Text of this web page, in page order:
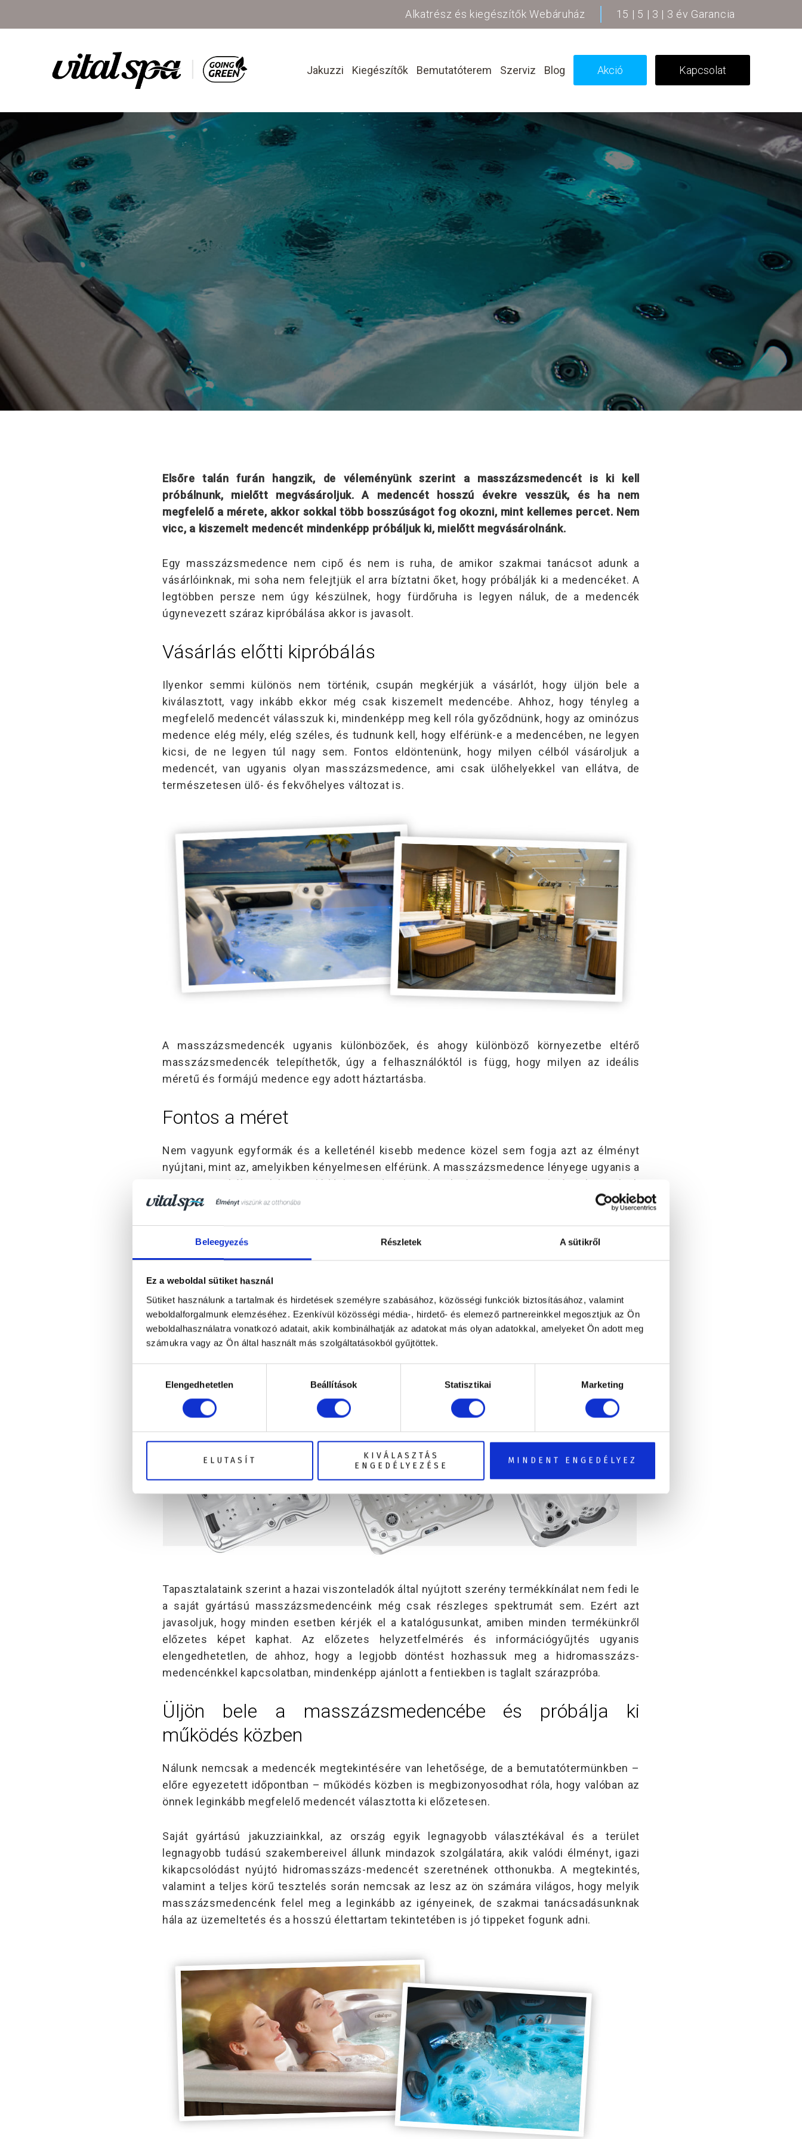
Beleegyezés Részletek A sütikről
Ez a weboldal sütiket használ
Sütiket használunk a tartalmak és hirdetések személyre szabásához, közösségi funkciók biztosításához, valamint
weboldalforgalmunk elemzéséhez. Ezenkívül közösségi média-, hirdető- és elemező partnereinkkel megosztjuk az Ön
weboldalhasználatra vonatkozó adatait, akik kombinálhatják az adatokat más olyan adatokkal, amelyeket Ön adott meg
számukra vagy az Ön által használt más szolgáltatásokból gyűjtöttek.
kiválasztásaElengedhetetlen Beállítások Statisztikai Marketing
ELUTASÍT
KIVÁLASZTÁS
ENGEDÉLYEZÉSE
MINDENT ENGEDÉLYEZ
15 | 5 | 3 | 3 év Garancia
Alkatrész és kiegészítők Webáruház
Jakuzzi Kiegészítők Bemutatóterem Szerviz Blog Akció Kapcsolat
A megfelelő medence kiválasztása
felelős döntés
Elsőre talán furán hangzik, de véleményünk szerint a masszázsmedencét is ki kell
próbálnunk, mielőtt megvásároljuk. A medencét hosszú évekre vesszük, és ha nem
megfelelő a mérete, akkor sokkal több bosszúságot fog okozni, mint kellemes percet. Nem
vicc, a kiszemelt medencét mindenképp próbáljuk ki, mielőtt megvásárolnánk.
Egy masszázsmedence nem cipő és nem is ruha, de amikor szakmai tanácsot adunk a
vásárlóinknak, mi soha nem felejtjük el arra bíztatni őket, hogy próbálják ki a medencéket. A
legtöbben persze nem úgy készülnek, hogy fürdőruha is legyen náluk, de a medencék
úgynevezett száraz kipróbálása akkor is javasolt.
Vásárlás előtti kipróbálás
Ilyenkor semmi különös nem történik, csupán megkérjük a vásárlót, hogy üljön bele a
kiválasztott, vagy inkább ekkor még csak kiszemelt medencébe. Ahhoz, hogy tényleg a
megfelelő medencét válasszuk ki, mindenképp meg kell róla győződnünk, hogy az ominózus
medence elég mély, elég széles, és tudnunk kell, hogy elférünk-e a medencében, ne legyen
kicsi, de ne legyen túl nagy sem. Fontos eldöntenünk, hogy milyen célból vásároljuk a
medencét, van ugyanis olyan masszázsmedence, ami csak ülőhelyekkel van ellátva, de
természetesen ülő- és fekvőhelyes változat is.
A masszázsmedencék ugyanis különbözőek, és ahogy különböző környezetbe eltérő
masszázsmedencék telepíthetők, úgy a felhasználóktól is függ, hogy milyen az ideális
méretű és formájú medence egy adott háztartásba.
Fontos a méret
Nem vagyunk egyformák és a kelleténél kisebb medence közel sem fogja azt az élményt
nyújtani, mint az, amelyikben kényelmesen elférünk. A masszázsmedence lényege ugyanis a
pihenés, a tökéletes kikapcsolódáshoz pedig olyan körülményekre van szükségünk, amelyek
között abszolút ellazulhatunk. Egy méreten aluli jakuzzi pedig nem nevezhető ideálisnak,
masszázsmedencét vásárolni.
Optimális esetben persze az lenne a legjobb, ha a hidromasszázs funkciót is le tudnánk
tesztelni, de erre csak akkor nyílik lehetőségünk, ha előre felkészülünk a fürdésre. A
szárazpróbával azonban azt is letesztelhetjük, hogy a fúvókák jó helyen vannak-e, nem
zavarnak minket az elképzelt pihenés közben.
Tapasztalataink szerint a hazai viszonteladók által nyújtott szerény termékkínálat nem fedi le
a saját gyártású masszázsmedencéink még csak részleges spektrumát sem. Ezért azt
javasoljuk, hogy minden esetben kérjék el a katalógusunkat, amiben minden termékünkről
előzetes képet kaphat. Az előzetes helyzetfelmérés és információgyűjtés ugyanis
elengedhetetlen, de ahhoz, hogy a legjobb döntést hozhassuk meg a hidromasszázs-
medencénkkel kapcsolatban, mindenképp ajánlott a fentiekben is taglalt szárazpróba.
Üljön bele a masszázsmedencébe és próbálja ki
működés közben
Nálunk nemcsak a medencék megtekintésére van lehetősége, de a bemutatótermünkben –
előre egyezetett időpontban – működés közben is megbizonyosodhat róla, hogy valóban az
önnek leginkább megfelelő medencét választotta ki előzetesen.
Saját gyártású jakuzziainkkal, az ország egyik legnagyobb választékával és a terület
legnagyobb tudású szakembereivel állunk mindazok szolgálatára, akik valódi élményt, igazi
kikapcsolódást nyújtó hidromasszázs-medencét szeretnének otthonukba. A megtekintés,
valamint a teljes körű tesztelés során nemcsak az lesz az ön számára világos, hogy melyik
masszázsmedencénk felel meg a leginkább az igényeinek, de szakmai tanácsadásunknak
hála az üzemeltetés és a hosszú élettartam tekintetében is jó tippeket fogunk adni.